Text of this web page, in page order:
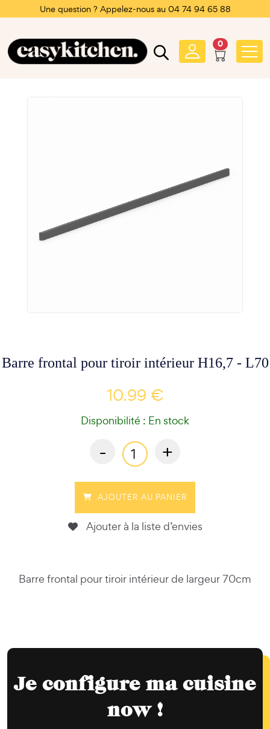
Une question ? Appelez-nous au 04 74 94 65 88
0
Barre frontal pour tiroir intérieur H16,7 - L70
10.99 €
Disponibilité : En stock
- +
AJOUTER AU PANIER
Ajouter à la liste d’envies
Barre frontal pour tiroir intérieur de largeur 70cm
Je configure ma cuisine
now !